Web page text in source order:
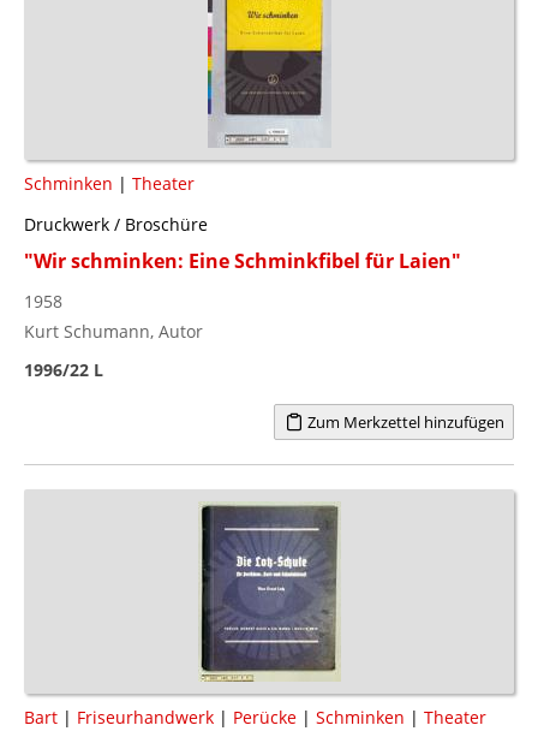
Schminken | Theater
Druckwerk / Broschüre
"Wir schminken: Eine Schminkfibel für Laien"
1958
Kurt Schumann, Autor
1996/22 L
Zum Merkzettel hinzufügen
Bart | Friseurhandwerk | Perücke | Schminken | Theater